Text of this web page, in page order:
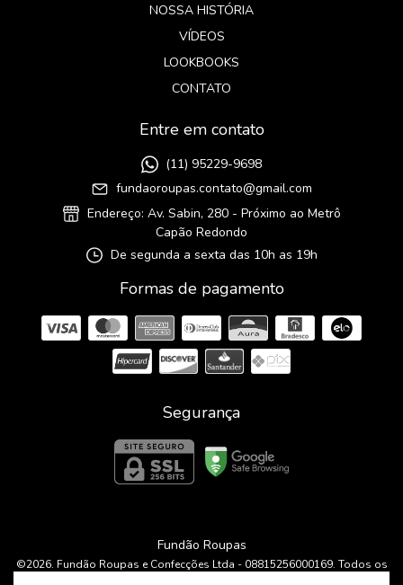
NOSSA HISTÓRIA
VÍDEOS
LOOKBOOKS
CONTATO
Entre em contato
(11) 95229-9698
fundaoroupas.contato@gmail.com
Endereço: Av. Sabin, 280 - Próximo ao Metrô
Capão Redondo
De segunda a sexta das 10h as 19h
Formas de pagamento
Segurança
Fundão Roupas
©2026. Fundão Roupas e Confecções Ltda - 08815256000169. Todos os